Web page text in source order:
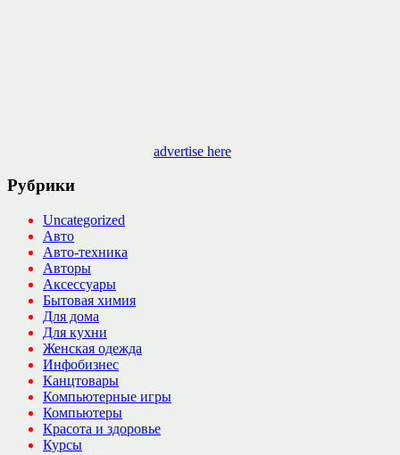
advertise here
Рубрики
Uncategorized
Авто
Авто-техника
Авторы
Аксессуары
Бытовая химия
Для дома
Для кухни
Женская одежда
Инфобизнес
Канцтовары
Компьютерные игры
Компьютеры
Красота и здоровье
Курсы